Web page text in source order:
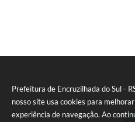
Prefeitura de Encruzilhada do Sul -
nosso site usa cookies para
experiência de navegação. Ao